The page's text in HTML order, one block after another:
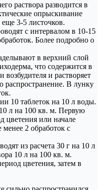
раствора разводится в
опрыскивание
еще 3-5 листочков.
с интервалом в 10-15
Более подробно о
в верхний слой
что содержится в
возбудителя и растворяет
распространение. В лунку
10 таблеток на 10 л воды.
л на 100 кв. м. Первую
цветения или начале
2 обработок с
из расчета 30 г на 10 л
10 л на 100 кв. м.
цветения, затем в